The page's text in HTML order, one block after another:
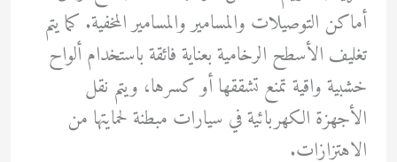
أماكن التوصيلات والمسامير والمسامير المخفية. كما يتم
تغليف الأسطح الرخامية بعناية فائقة باستخدام ألواح
خشبية واقية تمنع تشققها أو كسرها، ويتم نقل
الأجهزة الكهربائية في سيارات مبطنة لحمايتها من
الاهتزازات.